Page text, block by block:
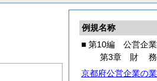
例規名称
■ 第10編 公営企業
第3章 財務
京都府公営企業の